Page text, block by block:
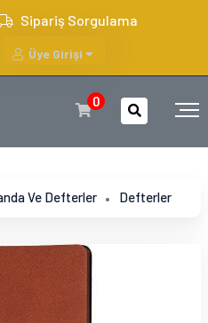
Sipariş Sorgulama
Üye Girişi
0
Ve Defterler Defterler